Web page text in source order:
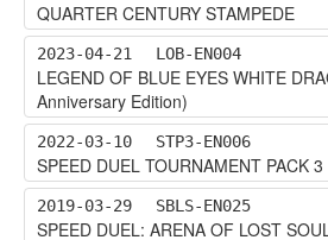
QUARTER CENTURY STAMPEDE
2023-04-21 LOB-EN004
LEGEND OF BLUE EYES WHITE
Anniversary Edition)
2022-03-10 STP3-EN006
SPEED DUEL TOURNAMENT PACK 3
2019-03-29 SBLS-EN025
SPEED DUEL: ARENA OF LOST